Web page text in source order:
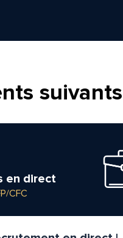
suivants
en direct
CFC